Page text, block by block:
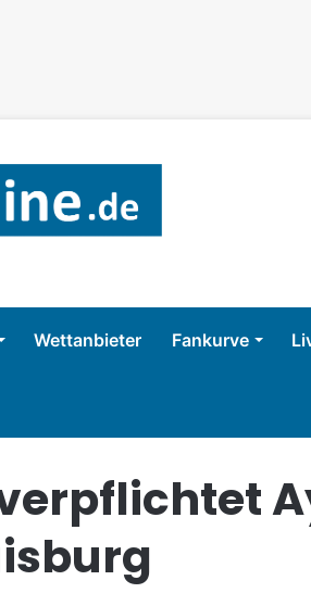
Wettanbieter Fankurve